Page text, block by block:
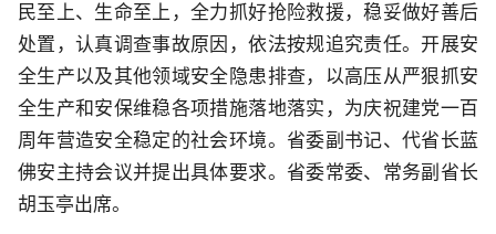
民至上、生命至上，全力抓好抢险救援，稳妥做好善后
处置，认真调查事故原因，依法按规追究责任。开展安
全生产以及其他领域安全隐患排查，以高压从严狠抓安
全生产和安保维稳各项措施落地落实，为庆祝建党一百
周年营造安全稳定的社会环境。省委副书记、代省长蓝
佛安主持会议并提出具体要求。省委常委、常务副省长
胡玉亭出席。